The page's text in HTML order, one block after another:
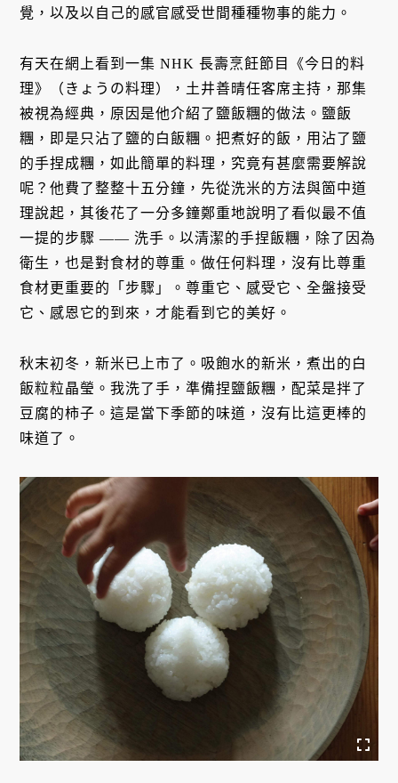
覺，以及以自己的感官感受世間種種物事的能力。
有天在網上看到一集 NHK 長壽烹飪節目《今日的料
理》（きょうの料理），土井善晴任客席主持，那集
被視為經典，原因是他介紹了鹽飯糰的做法。鹽飯
糰，即是只沾了鹽的白飯糰。把煮好的飯，用沾了鹽
的手捏成糰，如此簡單的料理，究竟有甚麼需要解說
呢？他費了整整十五分鐘，先從洗米的方法與箇中道
理說起，其後花了一分多鐘鄭重地說明了看似最不值
一提的步驟 —— 洗手。以清潔的手捏飯糰，除了因為
衛生，也是對食材的尊重。做任何料理，沒有比尊重
食材更重要的「步驟」。尊重它、感受它、全盤接受
它、感恩它的到來，才能看到它的美好。
秋末初冬，新米已上市了。吸飽水的新米，煮出的白
飯粒粒晶瑩。我洗了手，準備捏鹽飯糰，配菜是拌了
豆腐的柿子。這是當下季節的味道，沒有比這更棒的
味道了。